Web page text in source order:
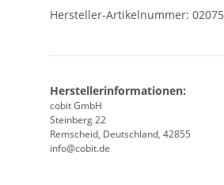
Hersteller-Artikelnummer: 02075
Herstellerinformationen:
cobit GmbH
Steinberg 22
Remscheid, Deutschland, 42855
info@cobit.de